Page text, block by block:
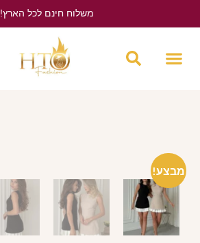
משלוח חינם לכל הארץ!
מבצע!